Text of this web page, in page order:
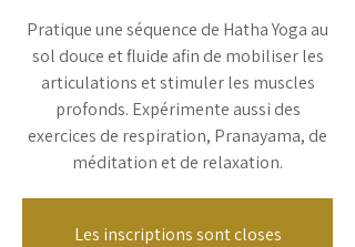
Pratique une séquence de Hatha Yoga au
sol douce et fluide afin de mobiliser les
articulations et stimuler les muscles
profonds. Expérimente aussi des
exercices de respiration, Pranayama, de
méditation et de relaxation.
Les inscriptions sont closes